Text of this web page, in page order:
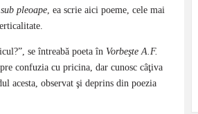
pleoape, ea scrie aici poeme, cele mai
se întreabă poeta în Vorbeşte A.F.
confuzia cu pricina, dar cunosc câţiva
acesta, observat şi deprins din poezia